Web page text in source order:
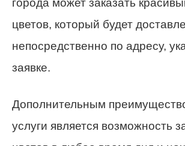
города может заказать
цветов, который будет
непосредственно по адресу,
заявке.
Дополнительным
услуги является возможность